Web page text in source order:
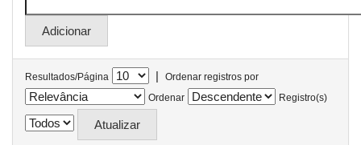
Resultados/Página |
Ordenar registros por
Ordenar
Registro(s)